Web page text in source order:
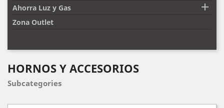
Ahorra Luz y Gas

Zona Outlet
HORNOS Y ACCESORIOS
Subcategories